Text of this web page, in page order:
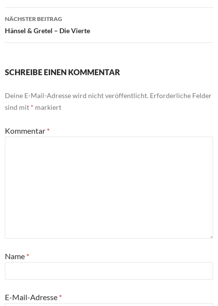
NÄCHSTER BEITRAG
Hänsel & Gretel – Die Vierte
SCHREIBE EINEN KOMMENTAR
Deine E-Mail-Adresse wird nicht veröffentlicht. Erforderliche Felder
sind mit * markiert
Kommentar *
Name *
E-Mail-Adresse *